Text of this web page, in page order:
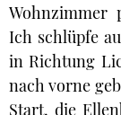
Wohnzimmer
Ich schlüpfe
in Richtung
nach vorne
Start, die